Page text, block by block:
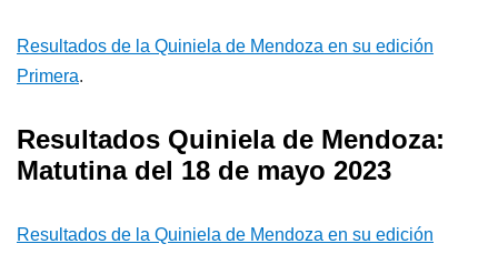
Resultados de la Quiniela de Mendoza en su edición
Primera.
Resultados Quiniela de Mendoza:
Matutina del 18 de mayo 2023
Resultados de la Quiniela de Mendoza en su edición